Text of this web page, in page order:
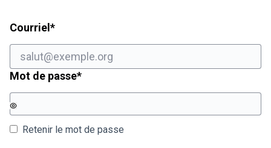
Courriel *Champ obligatoire
Mot de passe*Champ obligatoire
Retenir le mot de passe